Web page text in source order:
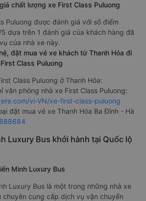
chất lượng xe First Class Puluong
Puluong được đánh giá với số điểm
dựa trên 1 đánh giá của khách hàng đã
của nhà xe này.
đặt mua vé xe khách từ Thanh Hóa đi
Class Puluong
Class Puluong ở Thanh Hóa:
văn phòng nhà xe First Class Puluong:
vi-VN/xe-first-class-puluong
đặt mua vé xe Thanh Hóa Ba Đình - Hà
Luxury Bus khởi hành tại Quốc lộ
Minh Luxury Bus
Luxury Bus là một trong những nhà xe
chuyên cung cấp dịch vụ vận chuyển